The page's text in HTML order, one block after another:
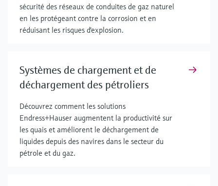
sécurité des réseaux de conduites de gaz naturel
en les protégeant contre la corrosion et en
réduisant les risques d'explosion.
Systèmes de chargement et de
déchargement des pétroliers
Découvrez comment les solutions
Endress+Hauser augmentent la productivité sur
les quais et améliorent le déchargement de
liquides depuis des navires dans le secteur du
pétrole et du gaz.